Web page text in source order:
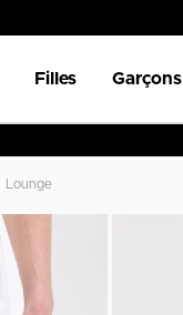
Filles Garçons
Lounge